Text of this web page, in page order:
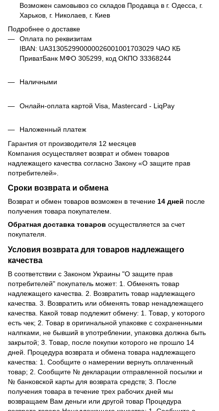
Возможен самовывоз со складов Продавца в г. Одесса, г.
Харьков, г. Николаев, г. Киев
Подробнее о доставке
Оплата по реквизитам
IBAN: UA313052990000026001001703029 ЧАО КБ
ПриватБанк МФО 305299, код ОКПО 33368244
Наличными
Онлайн-оплата картой Visa, Mastercard - LiqPay
Наложенный платеж
Гарантия от производителя 12 месяцев
Компания осуществляет возврат и обмен товаров
надлежащего качества согласно Закону «О защите прав
потребителей»
Сроки возврата и обмена
Возврат и обмен товаров возможен в течение 14 дней после
получения товара покупателем.
Обратная доставка товаров осуществляется за счет
покупателя.
Условия возврата для товаров надлежащего
качества
В соответствии с Законом Украины "О защите прав
потребителей" покупатель может: 1. Обменять товар
надлежащего качества. 2. Возвратить товар надлежащего
качества. 3. Возвратить или обменять товар ненадлежащего
качества. Какой товар подлежит обмену: 1. Товар, у которого
есть чек; 2. Товар в оригинальной упаковке с сохраненными
налпками, не бывший в употреблении, упаковка должна быть
закрытой; 3. Товар, после покупки которого не прошло 14
дней. Процедура возврата и обмена товара надлежащего
качества: 1. Сообщите о намерении вернуть оплаченный
товар; 2. Сообщите № декларации отправленной посылки и
№ банковской карты для возврата средств; 3. После
получения товара в течение трех рабочих дней мы
возвращаем Вам деньги или другой товар Процедура